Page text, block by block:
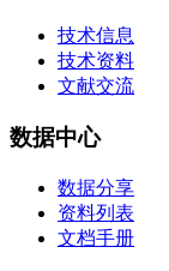
技术信息
技术资料
文献交流
数据中心
数据分享
资料列表
文档手册